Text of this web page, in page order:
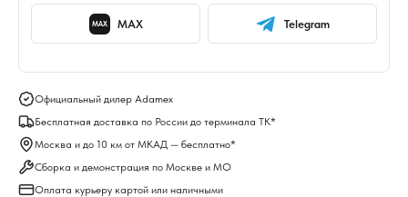
MAX MAX Telegram
Официальный дилер Adamex
Бесплатная доставка по России до терминала ТК*
Москва и до 10 км от МКАД — бесплатно*
Сборка и демонстрация по Москве и МО
Оплата курьеру картой или наличными